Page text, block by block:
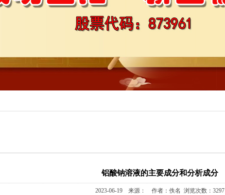
铝酸钠溶液的主要成分和分析成分
2023-06-19 来源： 作者：佚名 浏览次数：3297